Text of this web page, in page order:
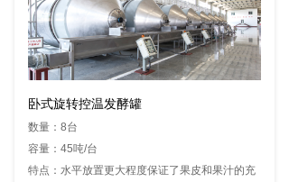
卧式旋转控温发酵罐
数量：8台
容量：45吨/台
特点：水平放置更大程度保证了果皮和果汁的充